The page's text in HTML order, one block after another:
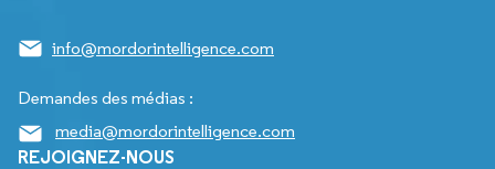
info@mordorintelligence.com
Demandes des médias :
media@mordorintelligence.com
REJOIGNEZ-NOUS